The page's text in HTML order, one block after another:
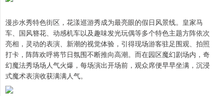
漫步水秀特色街区，花漾巡游秀成为最亮眼的假日风景线。皇家马
车、国风簪花、动感机车以及趣味发光玩偶等多个特色主题方阵依次
亮相，灵动的表演、新潮的视觉体验，引得现场游客驻足围观、拍照
打卡，阵阵欢呼将节日氛围不断推向高潮。而在园区魔幻剧场内，奇
幻魔法秀场场人气火爆，每场演出开场前，观众席便早早坐满，沉浸
式魔术表演收获满满人气。